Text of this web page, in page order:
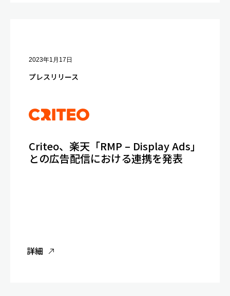
2023年1月17日
プレスリリース
Criteo、楽天「RMP – Display Ads」
との広告配信における連携を発表
詳細